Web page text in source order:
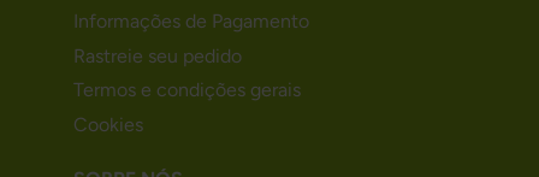
Informações de Pagamento
Rastreie seu pedido
Termos e condições gerais
Cookies